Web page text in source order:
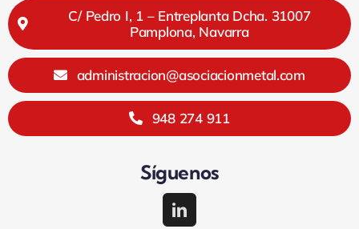
C/ Pedro I, 1 – Entreplanta Dcha. 31007
Pamplona, Navarra
administracion@asociacionmetal.com
948 274 911
Síguenos